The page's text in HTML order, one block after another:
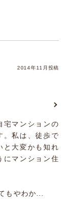
2014年11月投稿
マンションの
。私は、徒歩で
と大変かも知れ
にマンション住
もやわか...